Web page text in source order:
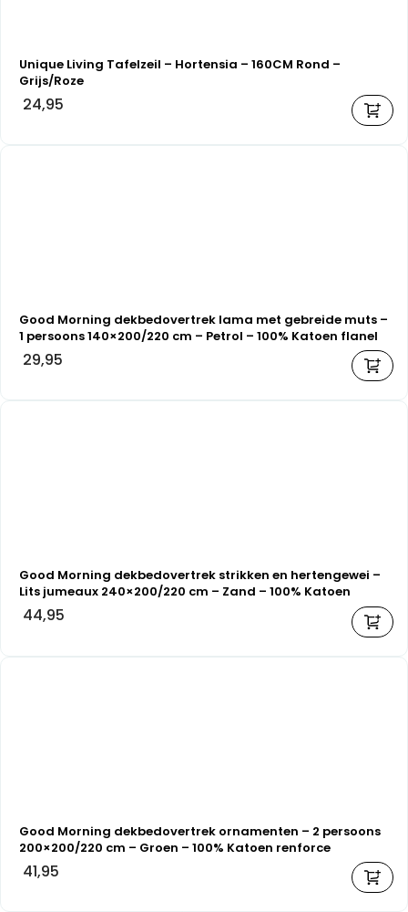
Unique Living Tafelzeil – Hortensia – 160CM Rond –
Grijs/Roze
24,95
Good Morning dekbedovertrek lama met gebreide muts –
1 persoons 140×200/220 cm – Petrol – 100% Katoen flanel
29,95
Good Morning dekbedovertrek strikken en hertengewei –
Lits jumeaux 240×200/220 cm – Zand – 100% Katoen
flanel
44,95
Good Morning dekbedovertrek ornamenten – 2 persoons
200×200/220 cm – Groen – 100% Katoen renforce
41,95